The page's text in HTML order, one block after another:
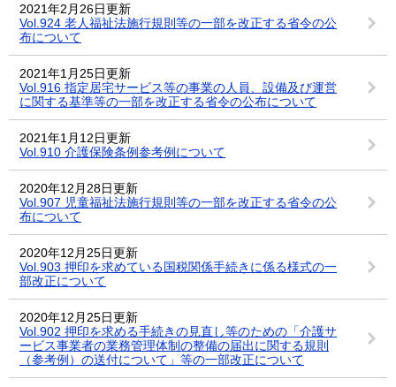
2021年2月26日更新
Vol.924 老人福祉法施行規則等の一部を改正する省令の公
布について
2021年1月25日更新
Vol.916 指定居宅サービス等の事業の人員、設備及び運営
に関する基準等の一部を改正する省令の公布について
2021年1月12日更新
Vol.910 介護保険条例参考例について
2020年12月28日更新
Vol.907 児童福祉法施行規則等の一部を改正する省令の公
布について
2020年12月25日更新
Vol.903 押印を求めている国税関係手続きに係る様式の一
部改正について
2020年12月25日更新
Vol.902 押印を求める手続きの見直し等のための「介護サ
ービス事業者の業務管理体制の整備の届出に関する規則
（参考例）の送付について」等の一部改正について